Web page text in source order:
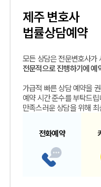
제주 변호사
법률상담예약
모든 상담은 전문변호사가
전문적으로 진행하기에 예
가급적 빠른 상담 예약을
예약 시간 준수를 부탁드립
만족스러운 상담을 위해
전화예약